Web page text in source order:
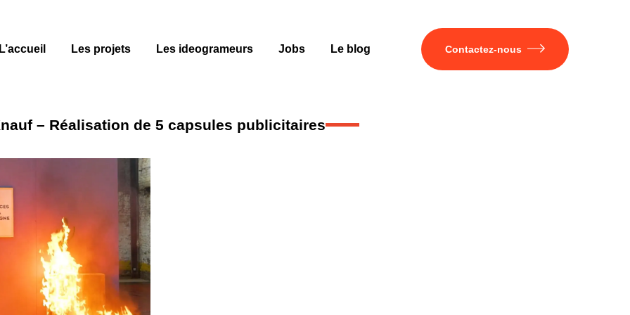
Les projets Les ideogrameurs Jobs Le blog Contactez-nous
– Réalisation de 5 capsules publicitaires